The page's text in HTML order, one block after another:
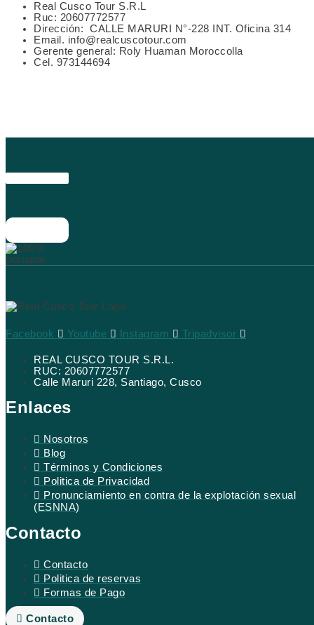
Real Cusco Tour S.R.L
Ruc: 20607772577
Dirección:
CALLE MARURI N°-228 INT. Oficina 314
Email. info@realcuscotour.com
Gerente general: Roly Huaman Moroccolla
Cel. 973144694
Facebook Youtube Instagram Tripadvisor
REAL CUSCO TOUR S.R.L.
RUC: 20607772577
Calle Maruri 228, Santiago, Cusco
Enlaces
Nosotros
Blog
Términos y Condiciones
Politica de Privacidad
Pronunciamiento en contra de la explotación sexual
(ESNNA)
Contacto
Contacto
Politica de reservas
Formas de Pago
Contacto